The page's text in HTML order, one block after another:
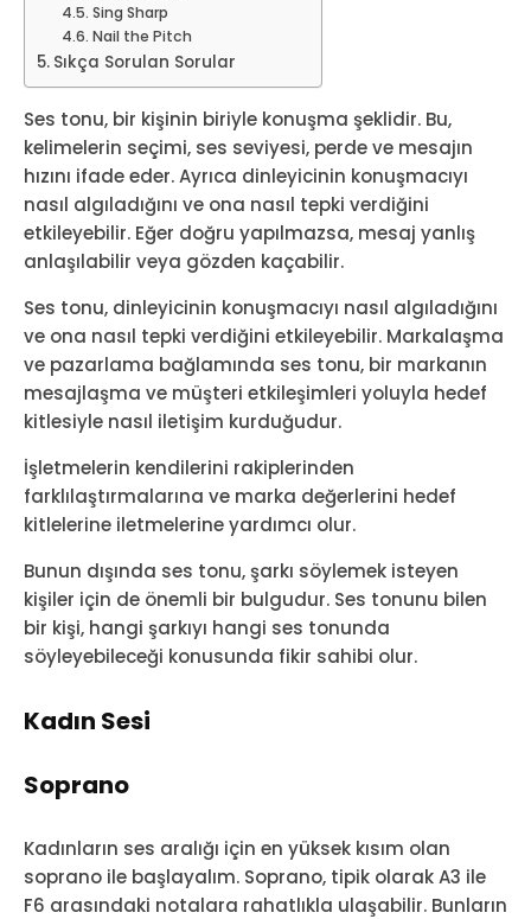
Sing Sharp
Nail the Pitch
Sıkça Sorulan Sorular
Ses tonu, bir kişinin biriyle konuşma şeklidir. Bu,
kelimelerin seçimi, ses seviyesi, perde ve mesajın
hızını ifade eder. Ayrıca dinleyicinin konuşmacıyı
nasıl algıladığını ve ona nasıl tepki verdiğini
etkileyebilir. Eğer doğru yapılmazsa, mesaj yanlış
anlaşılabilir veya gözden kaçabilir.
Ses tonu, dinleyicinin konuşmacıyı nasıl algıladığını
ve ona nasıl tepki verdiğini etkileyebilir. Markalaşma
ve pazarlama bağlamında ses tonu, bir markanın
mesajlaşma ve müşteri etkileşimleri yoluyla hedef
kitlesiyle nasıl iletişim kurduğudur.
İşletmelerin kendilerini rakiplerinden
farklılaştırmalarına ve marka değerlerini hedef
kitlelerine iletmelerine yardımcı olur.
Bunun dışında ses tonu, şarkı söylemek isteyen
kişiler için de önemli bir bulgudur. Ses tonunu bilen
bir kişi, hangi şarkıyı hangi ses tonunda
söyleyebileceği konusunda fikir sahibi olur.
Kadın Sesi
Soprano
Kadınların ses aralığı için en yüksek kısım olan
soprano ile başlayalım. Soprano, tipik olarak A3 ile
F6 arasındaki notalara rahatlıkla ulaşabilir. Bunların